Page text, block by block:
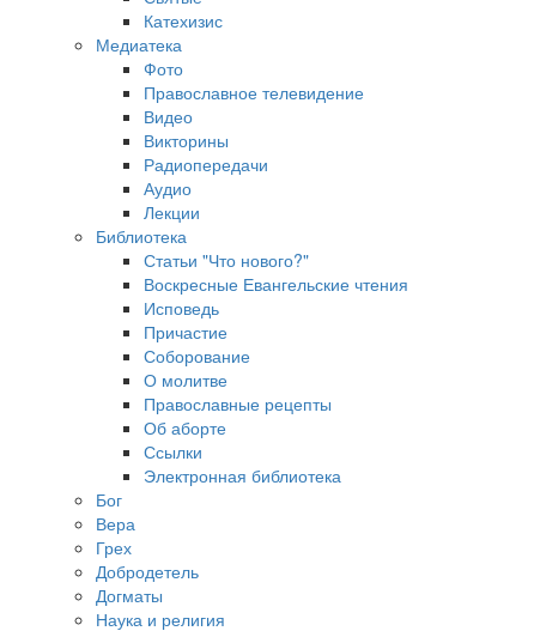
Катехизис
Медиатека
Фото
Православное телевидение
Видео
Викторины
Радиопередачи
Аудио
Лекции
Библиотека
Статьи "Что нового?"
Воскресные Евангельские чтения
Исповедь
Причастие
Соборование
О молитве
Православные рецепты
Об аборте
Ссылки
Электронная библиотека
Бог
Вера
Грех
Добродетель
Догматы
Наука и религия